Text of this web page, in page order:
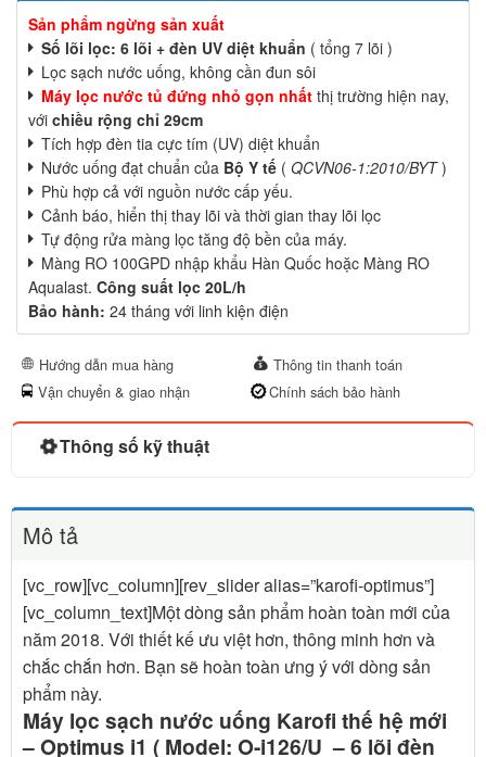
Sản phẩm ngừng sản xuất
Số lõi lọc: 6 lõi + đèn UV diệt khuẩn ( tổng 7 lõi )
Lọc sạch nước uống, không cần đun sôi
Máy lọc nước tủ đứng nhỏ gọn nhất thị trường hiện nay,
với chiều rộng chỉ 29cm
Tích hợp đèn tia cực tím (UV) diệt khuẩn
Nước uống đạt chuẩn của Bộ Y tế ( QCVN06-1:2010/BYT)
Phù hợp cả với nguồn nước cấp yếu.
Cảnh báo, hiển thị thay lõi và thời gian thay lõi lọc
Tự động rửa màng lọc tăng độ bền của máy.
Màng RO 100GPD nhập khẩu Hàn Quốc hoặc Màng RO
Aqualast. Công suất lọc 20L/h
Bảo hành: 24 tháng với linh kiện điện
Hướng dẫn mua hàng
Thông tin thanh toán
Vận chuyển & giao nhận
Chính sách bảo hành
Mô tả
[vc_row][vc_column][rev_slider alias=”karofi-optimus”]
[vc_column_text]Một dòng sản phẩm hoàn toàn mới của
năm 2018. Với thiết kế ưu việt hơn, thông minh hơn và
chắc chắn hơn. Bạn sẽ hoàn toàn ưng ý với dòng sản
phẩm này.
Máy lọc sạch nước uống Karofi thế hệ mới
– Optimus i1 ( Model: O-i126/U – 6 lõi đèn
Thông số kỹ thuật